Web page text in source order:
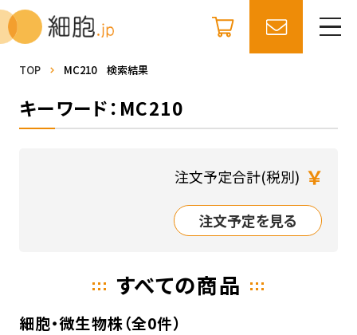
TOP MC210 検索結果
キーワード：MC210
注文予定合計(税別) ￥
注文予定を見る
すべての商品
細胞・微生物株（全0件）